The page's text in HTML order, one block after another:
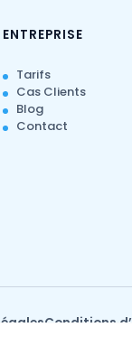
ENTREPRISE
Tarifs
Cas Clients
Blog
Contact
Conditions